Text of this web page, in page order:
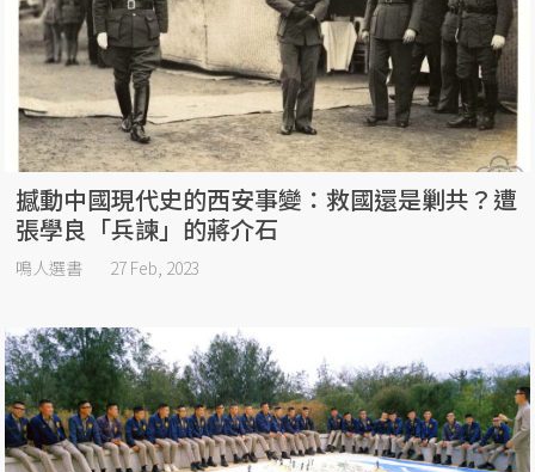
撼動中國現代史的西安事變：救國還是剿共？遭
張學良「兵諫」的蔣介石
鳴人選書 27 Feb, 2023